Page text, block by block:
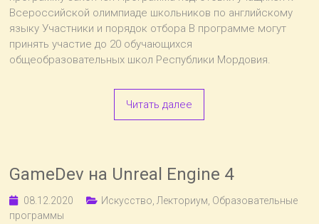
Всероссийской олимпиаде школьников по английскому
языку Участники и порядок отбора В программе могут
принять участие до 20 обучающихся
общеобразовательных школ Республики Мордовия.
Читать далее
GameDev на Unreal Engine 4
08.12.2020 Искусство Лекториум Образовательные
программы